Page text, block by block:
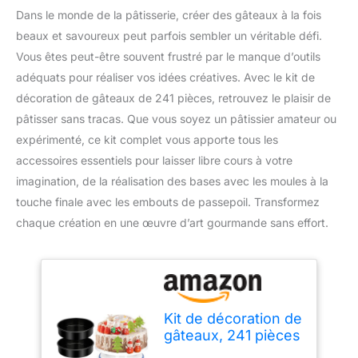
Dans le monde de la pâtisserie, créer des gâteaux à la fois
beaux et savoureux peut parfois sembler un véritable défi.
Vous êtes peut-être souvent frustré par le manque d’outils
adéquats pour réaliser vos idées créatives. Avec le kit de
décoration de gâteaux de 241 pièces, retrouvez le plaisir de
pâtisser sans tracas. Que vous soyez un pâtissier amateur ou
expérimenté, ce kit complet vous apporte tous les
accessoires essentiels pour laisser libre cours à votre
imagination, de la réalisation des bases avec les moules à la
touche finale avec les embouts de passepoil. Transformez
chaque création en une œuvre d’art gourmande sans effort.
Kit de décoration de
gâteaux, 241 pièces